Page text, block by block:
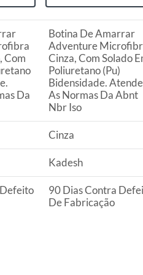
o atendente
até 30 (trinta) dias,
de
lojas da
é obrigatório. No
da
Com
Da
Botina De Amarrar
Adventure
Cinza, Com Solado
Poliuretano (Pu)
Bidensidade. Atende
As Normas Da Abnt
Nbr Iso
Cinza
Kadesh
90 Dias Contra
De Fabricação